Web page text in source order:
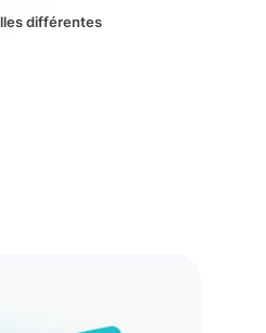
différentes